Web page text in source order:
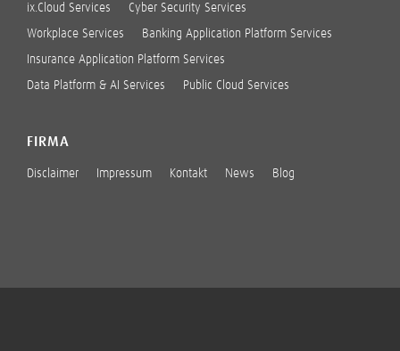
ix.Cloud Services Cyber Security Services
Workplace Services Banking Application Platform Services
Insurance Application Platform Services
Data Platform & AI Services Public Cloud Services
FIRMA
Disclaimer Impressum Kontakt News Blog